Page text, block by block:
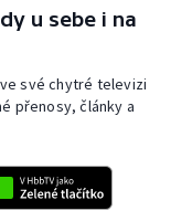
u sebe i na
ve své chytré televizi
přenosy, články a